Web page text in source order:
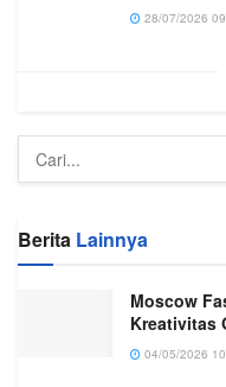
28/07/2026
Berita Lainnya
Moscow
Kreativitas
04/05/2026